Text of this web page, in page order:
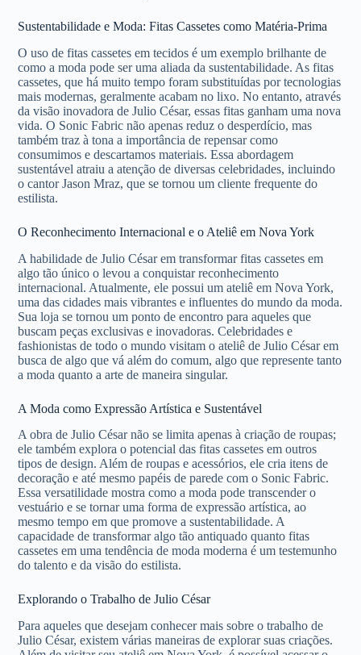
Sustentabilidade e Moda: Fitas Cassetes como Matéria-Prima
O uso de fitas cassetes em tecidos é um exemplo brilhante de
como a moda pode ser uma aliada da sustentabilidade. As fitas
cassetes, que há muito tempo foram substituídas por tecnologias
mais modernas, geralmente acabam no lixo. No entanto, através
da visão inovadora de Julio César, essas fitas ganham uma nova
vida. O Sonic Fabric não apenas reduz o desperdício, mas
também traz à tona a importância de repensar como
consumimos e descartamos materiais. Essa abordagem
sustentável atraiu a atenção de diversas celebridades, incluindo
o cantor Jason Mraz, que se tornou um cliente frequente do
estilista.
O Reconhecimento Internacional e o Ateliê em Nova York
A habilidade de Julio César em transformar fitas cassetes em
algo tão único o levou a conquistar reconhecimento
internacional. Atualmente, ele possui um ateliê em Nova York,
uma das cidades mais vibrantes e influentes do mundo da moda.
Sua loja se tornou um ponto de encontro para aqueles que
buscam peças exclusivas e inovadoras. Celebridades e
fashionistas de todo o mundo visitam o ateliê de Julio César em
busca de algo que vá além do comum, algo que represente tanto
a moda quanto a arte de maneira singular.
A Moda como Expressão Artística e Sustentável
A obra de Julio César não se limita apenas à criação de roupas;
ele também explora o potencial das fitas cassetes em outros
tipos de design. Além de roupas e acessórios, ele cria itens de
decoração e até mesmo papéis de parede com o Sonic Fabric.
Essa versatilidade mostra como a moda pode transcender o
vestuário e se tornar uma forma de expressão artística, ao
mesmo tempo em que promove a sustentabilidade. A
capacidade de transformar algo tão antiquado quanto fitas
cassetes em uma tendência de moda moderna é um testemunho
do talento e da visão do estilista.
Explorando o Trabalho de Julio César
Para aqueles que desejam conhecer mais sobre o trabalho de
Julio César, existem várias maneiras de explorar suas criações.